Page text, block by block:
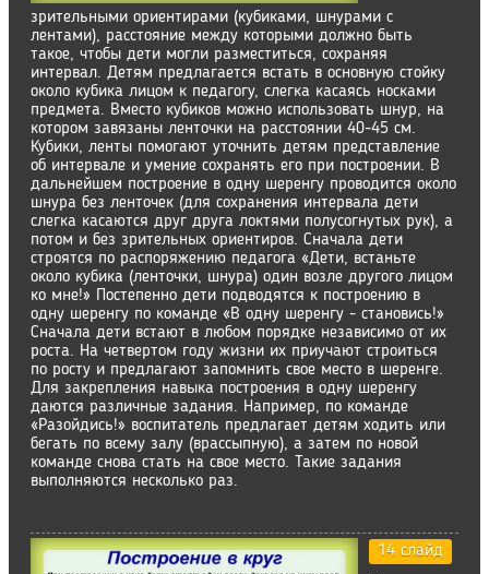
зрительными ориентирами (кубиками, шнурами с
лентами), расстояние между которыми должно быть
такое, чтобы дети могли разместиться, сохраняя
интервал. Детям предлагается встать в основную стойку
около кубика лицом к педагогу, слегка касаясь носками
предмета. Вместо кубиков можно использовать шнур, на
котором завязаны ленточки на расстоянии 40-45 см.
Кубики, ленты помогают уточнить детям представление
об интервале и умение сохранять его при построении. В
дальнейшем построение в одну шеренгу проводится около
шнура без ленточек (для сохранения интервала дети
слегка касаются друг друга локтями полусогнутых рук), а
потом и без зрительных ориентиров. Сначала дети
строятся по распоряжению педагога «Дети, встаньте
около кубика (ленточки, шнура) один возле другого лицом
ко мне!» Постепенно дети подводятся к построению в
одну шеренгу по команде «В одну шеренгу - становись!»
Сначала дети встают в любом порядке независимо от их
роста. На четвертом году жизни их приучают строиться
по росту и предлагают запомнить свое место в шеренге.
Для закрепления навыка построения в одну шеренгу
даются различные задания. Например, по команде
«Разойдись!» воспитатель предлагает детям ходить или
бегать по всему залу (врассыпную), а затем по новой
команде снова стать на свое место. Такие задания
выполняются несколько раз.
14 слайд